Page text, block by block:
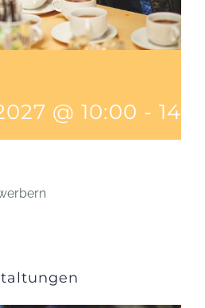
@ 10:00 -